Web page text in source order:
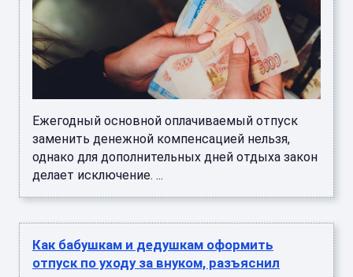
Ежегодный основной оплачиваемый отпуск
заменить денежной компенсацией нельзя,
однако для дополнительных дней отдыха закон
делает исключение. ...
Как бабушкам и дедушкам оформить
отпуск по уходу за внуком, разъяснил